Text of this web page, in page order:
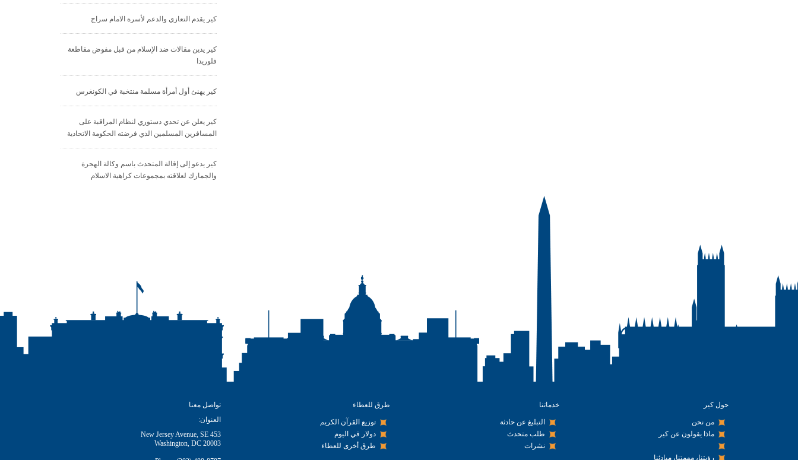
كير يقدم التعازي والدعم لأسرة الامام سراج
كير يدين مقالات ضد الإسلام من قبل مفوض مقاطعة
فلوريدا
كير يهنئ أول أمرأة مسلمة منتخبة في الكونغرس
كير يعلن عن تحدي دستوري لنظام المراقبة على
المسافرين المسلمين الذي فرضته الحكومة الاتحادية
كير يدعو إلى إقالة المتحدث باسم وكالة الهجرة
والجمارك لعلاقته بمجموعات كراهية الاسلام
حول كير
من نحن
ماذا يقولون عن كير
رؤيتنا، مهمتنا، مبادئنا
خدماتنا
التبليغ عن حادثة
طلب متحدث
نشرات
طرق للعطاء
توزيع القرآن الكريم
دولار في اليوم
طرق أخرى للعطاء
تواصل معنا
العنوان:
453 New Jersey Avenue, SE
Washington, DC 20003